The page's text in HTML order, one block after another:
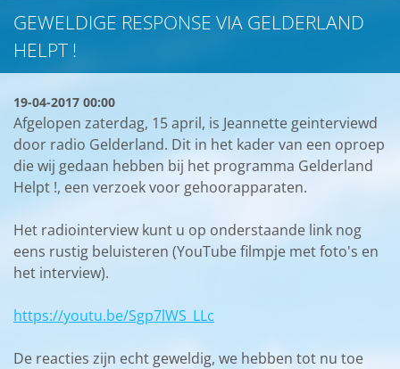
GEWELDIGE RESPONSE VIA GELDERLAND
HELPT !
19-04-2017 00:00
Afgelopen zaterdag, 15 april, is Jeannette geinterviewd
door radio Gelderland. Dit in het kader van een oproep
die wij gedaan hebben bij het programma Gelderland
Helpt !, een verzoek voor gehoorapparaten.
Het radiointerview kunt u op onderstaande link nog
eens rustig beluisteren (YouTube filmpje met foto's en
het interview).
https://youtu.be/Sgp7lWS_LLc
De reacties zijn echt geweldig, we hebben tot nu toe